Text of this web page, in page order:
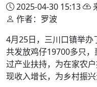
2025-04-30 15:13
作者：罗波
4月25日，三川口镇举办
共发放鸡仔19700多只
过产业扶持，为在家农
现收入增长，为乡村振兴